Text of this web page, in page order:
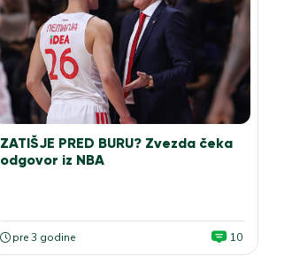
ZATIŠJE PRED BURU? Zvezda čeka
odgovor iz NBA
pre 3 godine 10